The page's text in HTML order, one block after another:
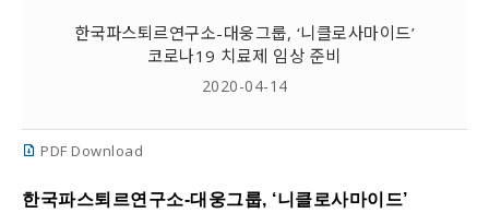
한국파스퇴르연구소-대웅그룹, ‘니클로사마이드’
코로나19 치료제 임상 준비
2020-04-14
PDF Download
한국파스퇴르연구소-대웅그룹, ‘니클로사마이드’